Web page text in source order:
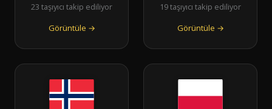
23 taşıyıcı takip ediliyor
Görüntüle →
19 taşıyıcı takip ediliyor
Görüntüle →